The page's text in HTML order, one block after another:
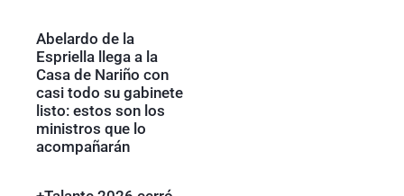
Abelardo de la
Espriella llega a la
Casa de Nariño con
casi todo su gabinete
listo: estos son los
ministros que lo
acompañarán